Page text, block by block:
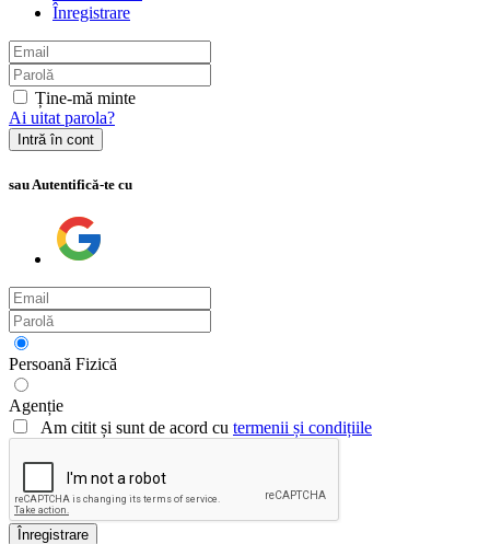
Înregistrare
Ține-mă minte
Ai uitat parola?
Intră în cont
sau Autentifică-te cu
Persoană Fizică
Agenție
Am citit și sunt de acord cu termenii și condițiile
Înregistrare